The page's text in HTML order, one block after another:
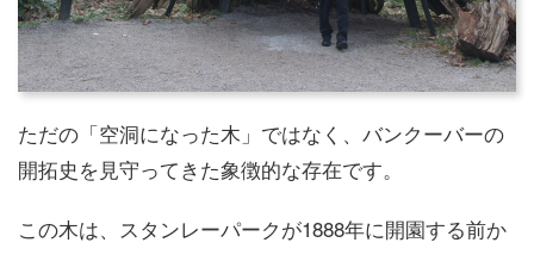
ただの「空洞になった木」ではなく、バンクーバーの
開拓史を見守ってきた象徴的な存在です。
この木は、スタンレーパークが1888年に開園する前か